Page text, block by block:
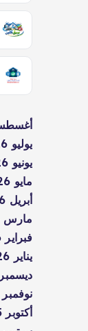
أغسطس
يوليو 2026
يونيو 2026
مايو 2026
أبريل 2026
مارس 2026
فبراير 2026
يناير 2026
ديسمبر 2025
نوفمبر 2025
أكتوبر 2025